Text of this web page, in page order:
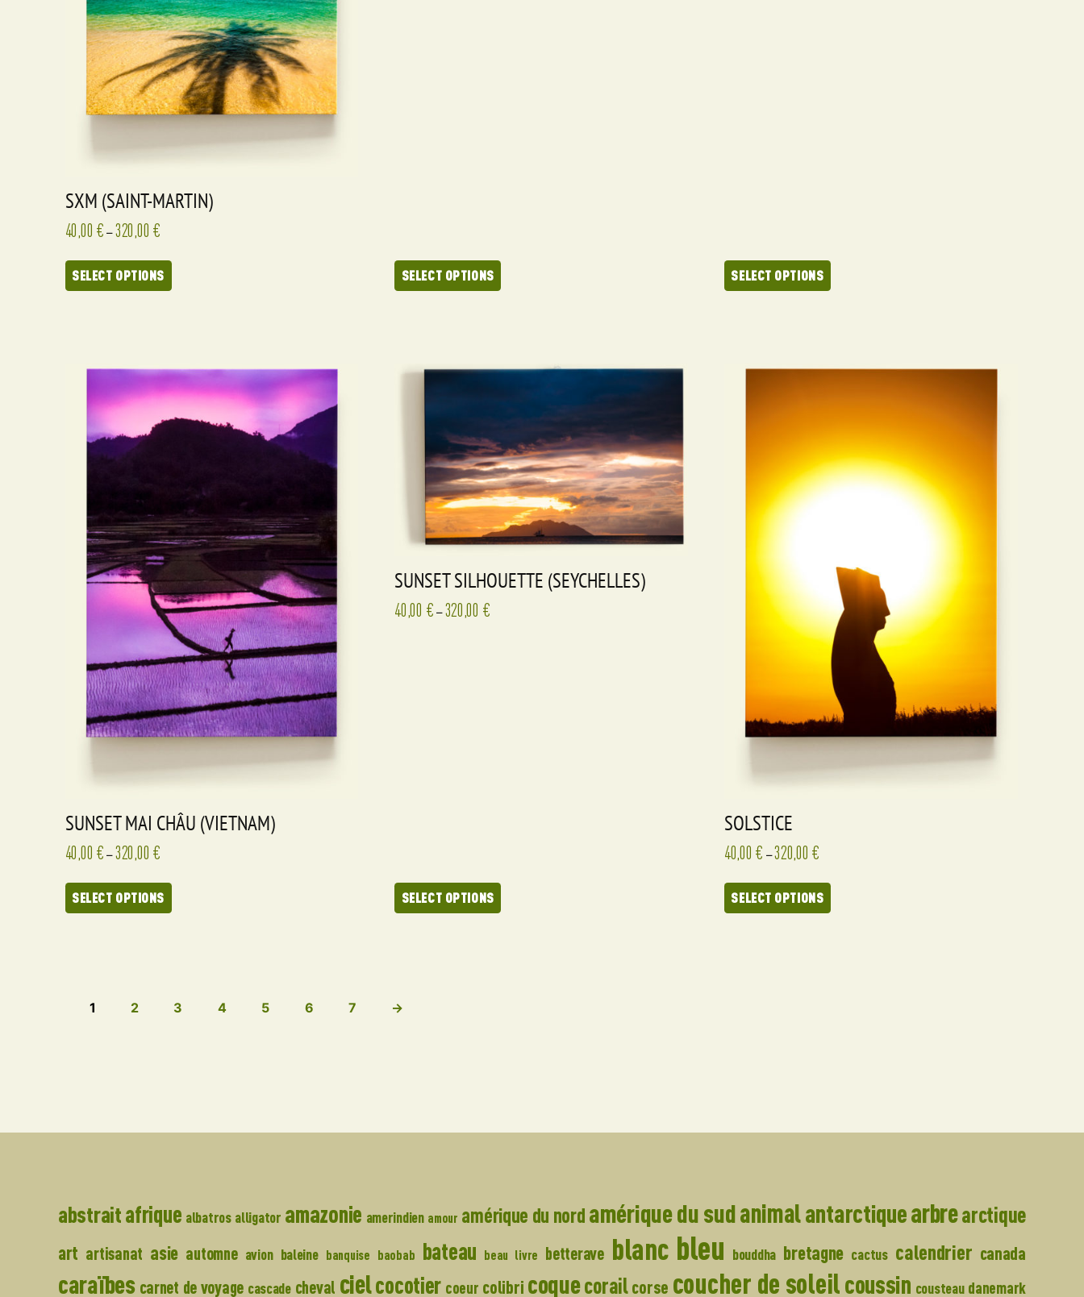
SXM (SAINT-MARTIN)
40,00 € –320,00 €
SELECT OPTIONS SELECT OPTIONS SELECT OPTIONS
SUNSET MAI CHÂU (VIETNAM)
40,00 € –320,00 €
SELECT OPTIONS
SUNSET SILHOUETTE (SEYCHELLES)
40,00 € –320,00 €
SELECT OPTIONS
SOLSTICE
40,00 € –320,00 €
SELECT OPTIONS
1 2 3 4 5 6 7 →
abstraitafrique albatros alligator amazonie amerindien amour amérique du nord amérique du sudanimalantarctiquearbrearctique
art artisanat asie automne avion baleine banquise baobab bateau beau livre betterave blanc bleu bouddha bretagne cactus calendrier canada
caraïbes carnet de voyage cascade cheval cielcocotier coeur colibri coquecorailcorse coucher de soleilcoussin cousteau danemark